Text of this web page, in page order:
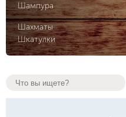
Шампура
Шахматы
Шкатулки